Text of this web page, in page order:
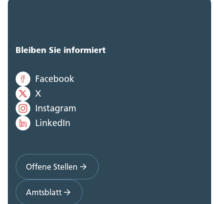
Bleiben Sie informiert
Facebook
X
Instagram
LinkedIn
Offene Stellen
Amtsblatt